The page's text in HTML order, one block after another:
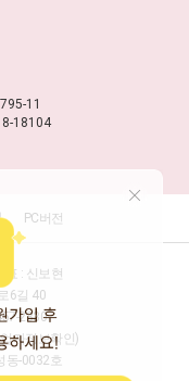
11
18104
PC버전
대표 : 신보현
6길 40
2330
자정보확인)
동-0032호